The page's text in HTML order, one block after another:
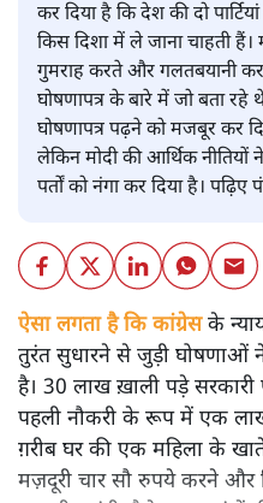
कर दिया है कि देश की दो
किस दिशा में ले जाना चाहती हैं।
गुमराह करते और गलतबयानी
घोषणापत्र के बारे में जो बता रहे
घोषणापत्र पढ़ने को मजबूर कर
लेकिन मोदी की आर्थिक
पर्तों को नंगा कर दिया है।
ऐसा लगता है कि कांग्रेसके
तुरंत सुधारने से जुड़ी घोषणाओं
है। 30 लाख ख़ाली पड़े सरकारी
पहली नौकरी के रूप में एक लाख
ग़रीब घर की एक महिला के
मज़दूरी चार सौ रुपये करने